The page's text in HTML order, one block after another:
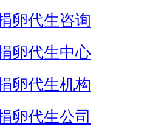
卵代生咨询
卵代生中心
卵代生机构
卵代生公司